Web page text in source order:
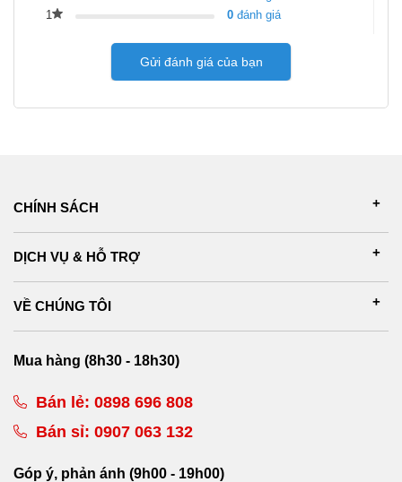
1
0 đánh giá
Gửi đánh giá của bạn
CHÍNH SÁCH
DỊCH VỤ & HỖ TRỢ
VỀ CHÚNG TÔI
Mua hàng (8h30 - 18h30)
Bán lẻ: 0898 696 808
Bán sỉ: 0907 063 132
Góp ý, phản ánh (9h00 - 19h00)